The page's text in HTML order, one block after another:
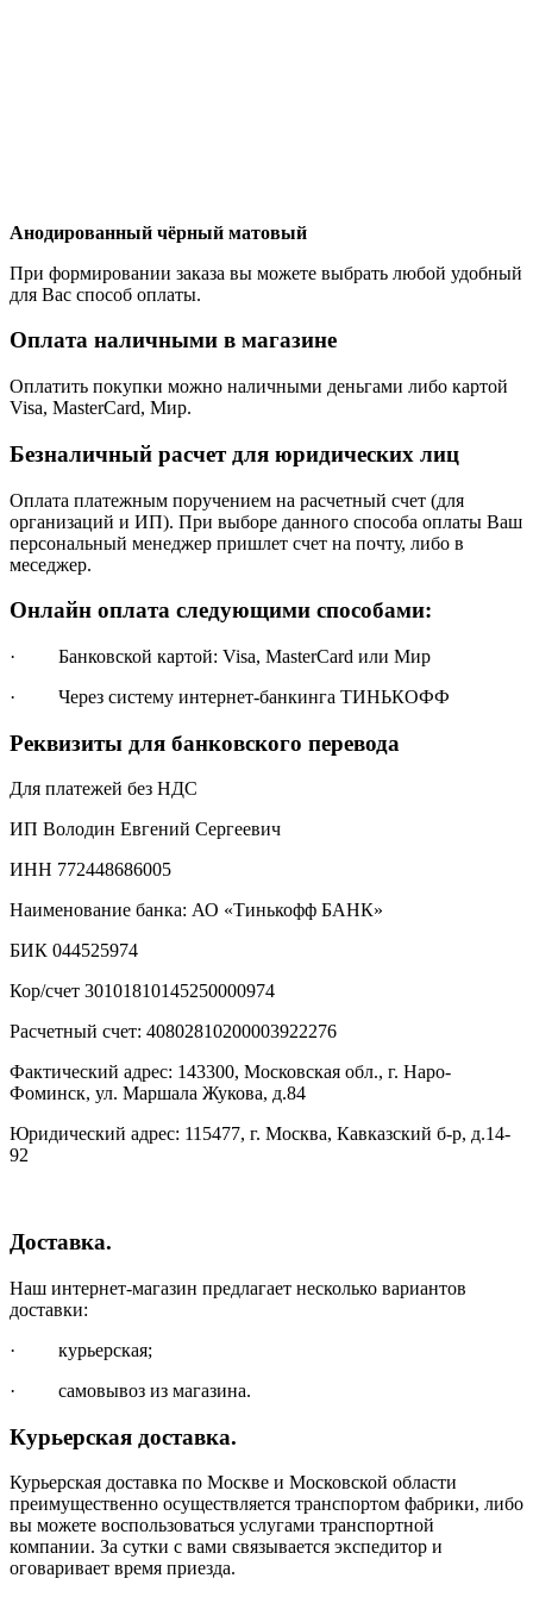
Анодированный чёрный матовый
При формировании заказа вы можете выбрать любой удобный
для Вас способ оплаты.
Оплата наличными в магазине
Оплатить покупки можно наличными деньгами либо картой
Visa, MasterCard, Мир.
Безналичный расчет для юридических лиц
Оплата платежным поручением на расчетный счет (для
организаций и ИП). При выборе данного способа оплаты Ваш
персональный менеджер пришлет счет на почту, либо в
меседжер.
Онлайн оплата следующими способами:
· Банковской картой: Visa, MasterCard или Мир
· Через систему интернет-банкинга ТИНЬКОФФ
Реквизиты для банковского перевода
Для платежей без НДС
ИП Володин Евгений Сергеевич
ИНН 772448686005
Наименование банка: АО «Тинькофф БАНК»
БИК 044525974
Кор/счет 30101810145250000974
Расчетный счет: 40802810200003922276
Фактический адрес: 143300, Московская обл., г. Наро-
Фоминск, ул. Маршала Жукова, д.84
Юридический адрес: 115477, г. Москва, Кавказский б-р, д.14-
92
Доставка.
Наш интернет-магазин предлагает несколько вариантов
доставки:
· курьерская;
· самовывоз из магазина.
Курьерская доставка.
Курьерская доставка по Москве и Московской области
преимущественно осуществляется транспортом фабрики, либо
вы можете воспользоваться услугами транспортной
компании. За сутки с вами связывается экспедитор и
оговаривает время приезда.